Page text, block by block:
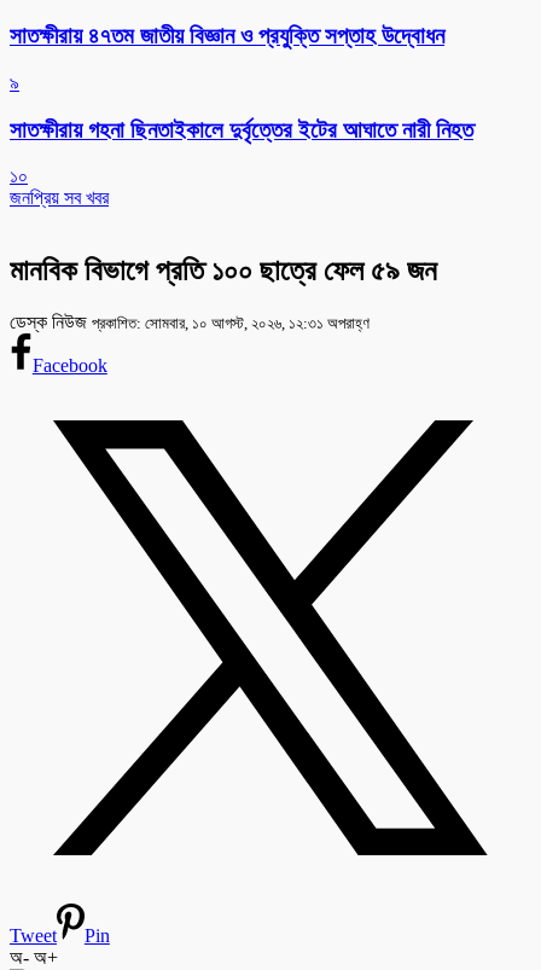
সাতক্ষীরায় ৪৭তম জাতীয় বিজ্ঞান ও প্রযুক্তি সপ্তাহ উদ্বোধন
৯
সাতক্ষীরায় গহনা ছিনতাইকালে দুর্বৃত্তের ইটের আঘাতে নারী নিহত
১০
জনপ্রিয় সব খবর
মানবিক বিভাগে প্রতি ১০০ ছাত্রে ফেল ৫৯ জন
ডেস্ক নিউজ প্রকাশিত: সোমবার, ১০ আগস্ট, ২০২৬, ১২:৩১ অপরাহ্ণ
Facebook
Tweet
Pin
অ- অ+